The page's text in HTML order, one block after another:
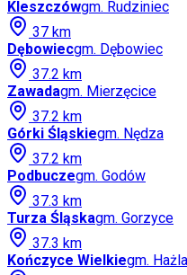
Kleszczówgm. Rudziniec
37 km
Dębowiecgm. Dębowiec
37.2 km
Zawadagm. Mierzęcice
37.2 km
Górki Śląskiegm. Nędza
37.2 km
Podbuczegm. Godów
37.3 km
Turza Śląskagm. Gorzyce
37.3 km
Kończyce Wielkiegm.